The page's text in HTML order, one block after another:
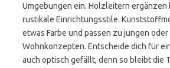
Umgebungen ein. Holzleitern ergänzen
rustikale Einrichtungsstile.
etwas Farbe und passen zu jungen
Wohnkonzepten. Entscheide dich für
auch optisch gefällt, denn so bleibt die